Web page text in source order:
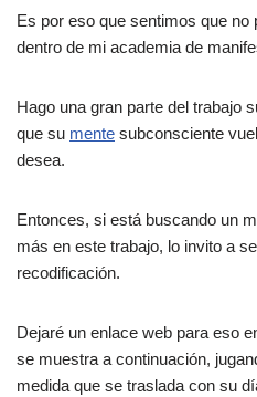
Es por eso que sentimos que
dentro de mi academia de
Hago una gran parte del trabajo
que su mente subconsciente
desea.
Entonces, si está buscando un
más en este trabajo, lo invito a
recodificación.
Dejaré un enlace web para eso
se muestra a continuación,
medida que se traslada con su